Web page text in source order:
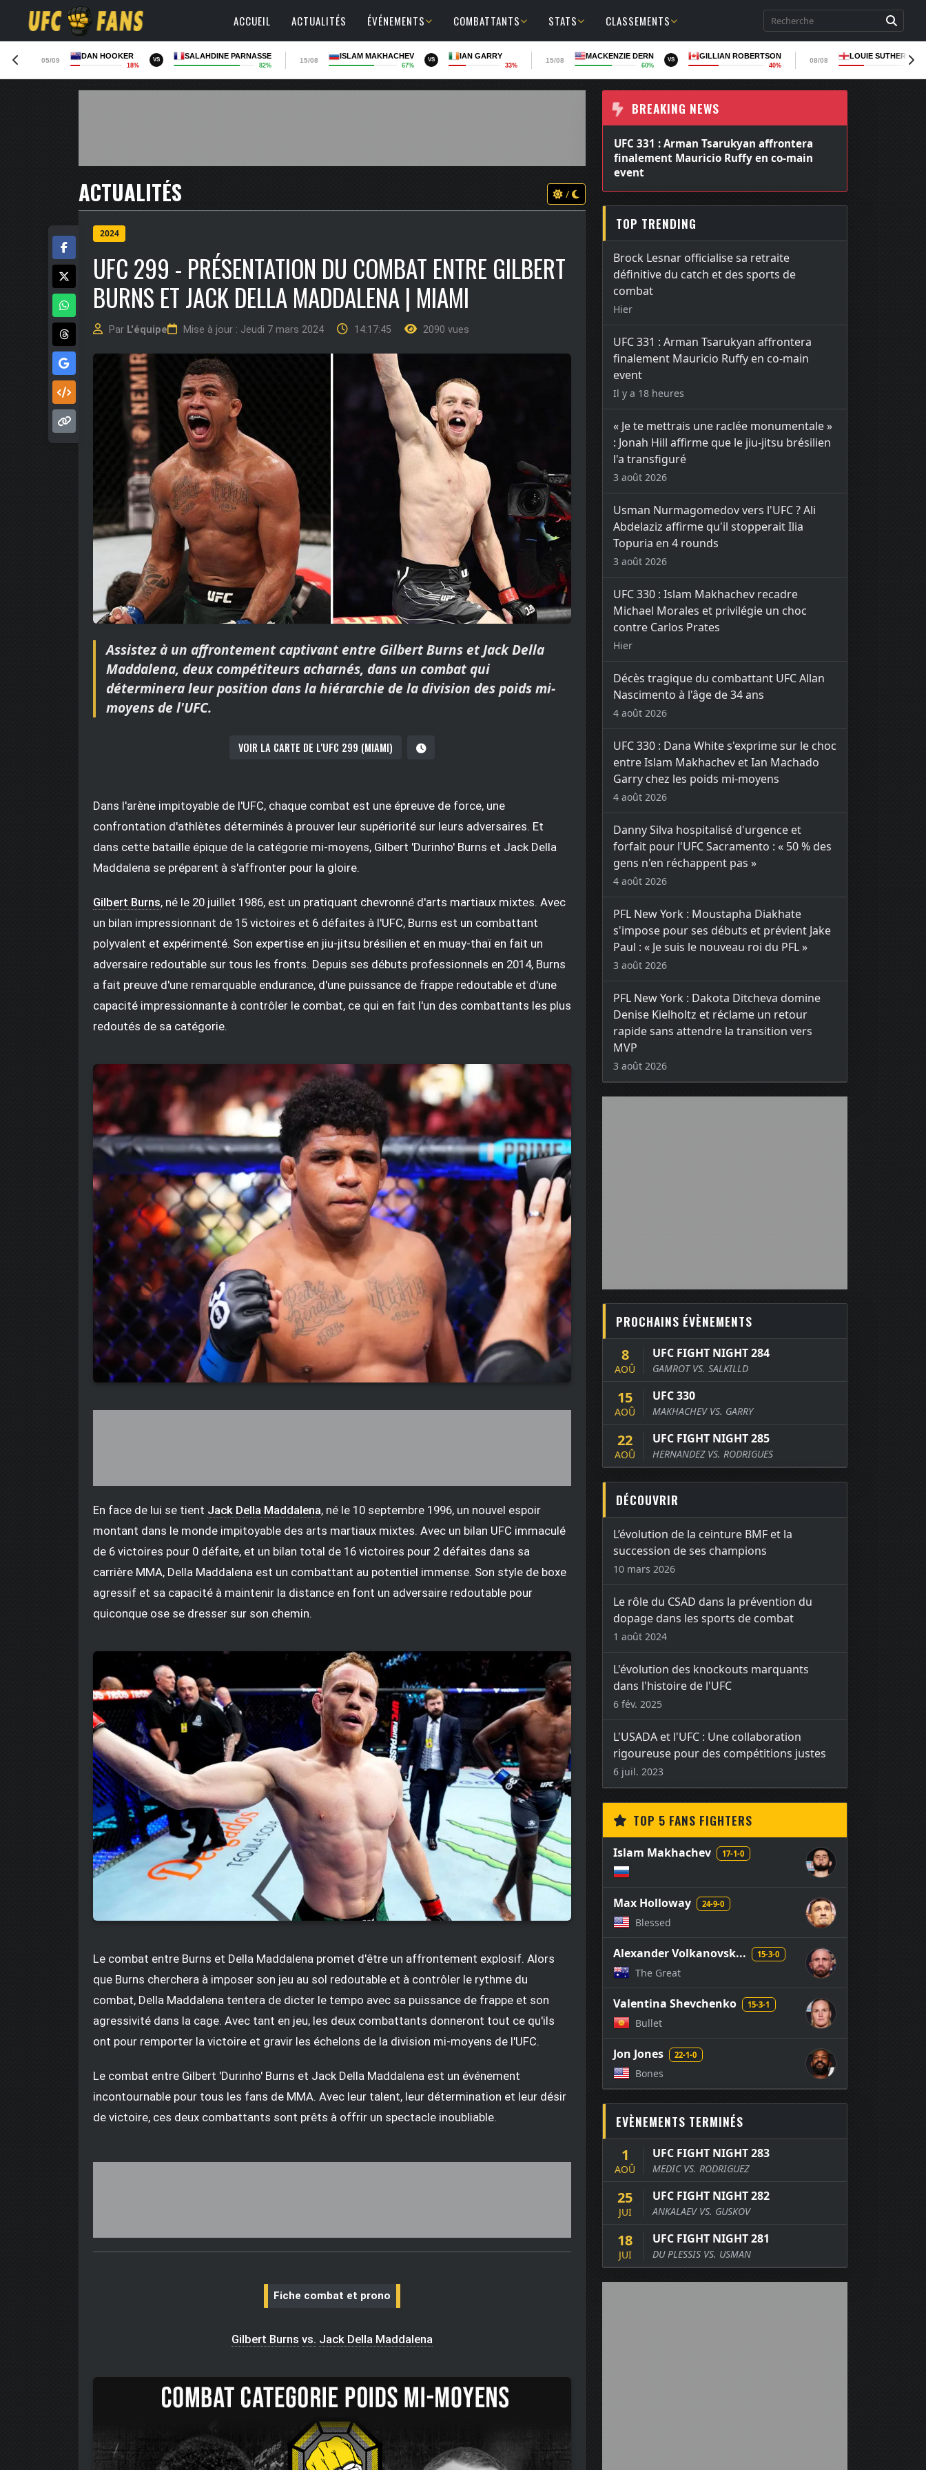
ACCUEIL ACTUALITÉS ÉVÉNEMENTS COMBATTANTS STATS CLASSEMENTS
05/09
DAN HOOKER
18%
VS SALAHDINE PARNASSE
82%
15/08
ISLAM MAKHACHEV
67%
VS IAN GARRY
33%
15/08
MACKENZIE DERN
60%
VS GILLIAN ROBERTSON
40%
08/08
LOUIE
ACTUALITÉS /
2024
UFC 299 - PRÉSENTATION DU COMBAT ENTRE GILBERT
BURNS ET JACK DELLA MADDALENA | MIAMI
Par L'équipe Mise à jour : Jeudi 7 mars 2024 14:17:45 2090 vues
Assistez à un affrontement captivant entre Gilbert Burns et Jack Della
Maddalena, deux compétiteurs acharnés, dans un combat qui
déterminera leur position dans la hiérarchie de la division des poids mi-
moyens de l'UFC.
VOIR LA CARTE DE L'UFC 299 (MIAMI)
Dans l'arène impitoyable de l'UFC, chaque combat est une épreuve de force, une
confrontation d'athlètes déterminés à prouver leur supériorité sur leurs adversaires. Et
dans cette bataille épique de la catégorie mi-moyens, Gilbert 'Durinho' Burns et Jack Della
Maddalena se préparent à s'affronter pour la gloire.
Gilbert Burns, né le 20 juillet 1986, est un pratiquant chevronné d'arts martiaux mixtes. Avec
un bilan impressionnant de 15 victoires et 6 défaites à l'UFC, Burns est un combattant
polyvalent et expérimenté. Son expertise en jiu-jitsu brésilien et en muay-thaï en fait un
adversaire redoutable sur tous les fronts. Depuis ses débuts professionnels en 2014, Burns
a fait preuve d'une remarquable endurance, d'une puissance de frappe redoutable et d'une
capacité impressionnante à contrôler le combat, ce qui en fait l'un des combattants les plus
redoutés de sa catégorie.
En face de lui se tient Jack Della Maddalena, né le 10 septembre 1996, un nouvel espoir
montant dans le monde impitoyable des arts martiaux mixtes. Avec un bilan UFC immaculé
de 6 victoires pour 0 défaite, et un bilan total de 16 victoires pour 2 défaites dans sa
carrière MMA, Della Maddalena est un combattant au potentiel immense. Son style de boxe
agressif et sa capacité à maintenir la distance en font un adversaire redoutable pour
quiconque ose se dresser sur son chemin.
Le combat entre Burns et Della Maddalena promet d'être un affrontement explosif. Alors
que Burns cherchera à imposer son jeu au sol redoutable et à contrôler le rythme du
combat, Della Maddalena tentera de dicter le tempo avec sa puissance de frappe et son
agressivité dans la cage. Avec tant en jeu, les deux combattants donneront tout ce qu'ils
ont pour remporter la victoire et gravir les échelons de la division mi-moyens de l'UFC.
Le combat entre Gilbert 'Durinho' Burns et Jack Della Maddalena est un événement
incontournable pour tous les fans de MMA. Avec leur talent, leur détermination et leur désir
de victoire, ces deux combattants sont prêts à offrir un spectacle inoubliable.
Fiche combat et prono
Gilbert Burns vs. Jack Della Maddalena
BREAKING NEWS
UFC 331 : Arman Tsarukyan affrontera
finalement Mauricio Ruffy en co-main
event
TOP TRENDING
Brock Lesnar officialise sa retraite
définitive du catch et des sports de
combat
Hier
UFC 331 : Arman Tsarukyan affrontera
finalement Mauricio Ruffy en co-main
event
Il y a 18 heures
« Je te mettrais une raclée monumentale »
: Jonah Hill affirme que le jiu-jitsu brésilien
l'a transfiguré
3 août 2026
Usman Nurmagomedov vers l'UFC ? Ali
Abdelaziz affirme qu'il stopperait Ilia
Topuria en 4 rounds
3 août 2026
UFC 330 : Islam Makhachev recadre
Michael Morales et privilégie un choc
contre Carlos Prates
Hier
Décès tragique du combattant UFC Allan
Nascimento à l'âge de 34 ans
4 août 2026
UFC 330 : Dana White s'exprime sur le choc
entre Islam Makhachev et Ian Machado
Garry chez les poids mi-moyens
4 août 2026
Danny Silva hospitalisé d'urgence et
forfait pour l'UFC Sacramento : « 50 % des
gens n'en réchappent pas »
4 août 2026
PFL New York : Moustapha Diakhate
s'impose pour ses débuts et prévient Jake
Paul : « Je suis le nouveau roi du PFL »
3 août 2026
PFL New York : Dakota Ditcheva domine
Denise Kielholtz et réclame un retour
rapide sans attendre la transition vers
MVP
3 août 2026
PROCHAINS ÉVÈNEMENTS
8
AOÛ
UFC FIGHT NIGHT 284
GAMROT VS. SALKILLD
15
AOÛ
UFC 330
MAKHACHEV VS. GARRY
22
AOÛ
UFC FIGHT NIGHT 285
HERNANDEZ VS. RODRIGUES
DÉCOUVRIR
L’évolution de la ceinture BMF et la
succession de ses champions
10 mars 2026
Le rôle du CSAD dans la prévention du
dopage dans les sports de combat
1 août 2024
L'évolution des knockouts marquants
dans l'histoire de l'UFC
6 fév. 2025
L'USADA et l'UFC : Une collaboration
rigoureuse pour des compétitions justes
6 juil. 2023
TOP 5 FANS FIGHTERS
Islam Makhachev 17-1-0
Max Holloway 24-9-0
Blessed
Alexander Volkanovsk... 15-3-0
The Great
Valentina Shevchenko 15-3-1
Bullet
Jon Jones 22-1-0
Bones
EVÈNEMENTS TERMINÉS
1
AOÛ
UFC FIGHT NIGHT 283
MEDIC VS. RODRIGUEZ
25
JUI
UFC FIGHT NIGHT 282
ANKALAEV VS. GUSKOV
18
JUI
UFC FIGHT NIGHT 281
DU PLESSIS VS. USMAN